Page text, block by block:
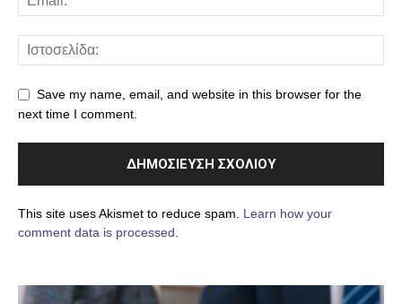
Save my name, email, and website in this browser for the
next time I comment.
This site uses Akismet to reduce spam. Learn how your
comment data is processed.